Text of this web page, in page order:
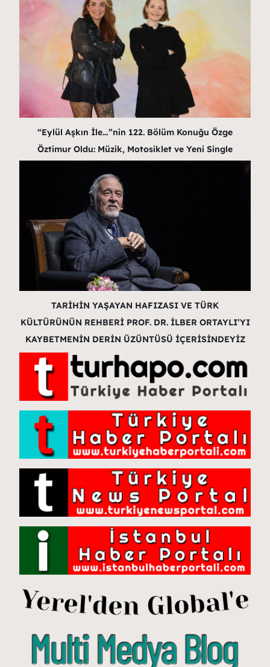
“Eylül Aşkın İle…”nin 122. Bölüm Konuğu Özge
Öztimur Oldu: Müzik, Motosiklet ve Yeni Single
TARİHİN YAŞAYAN HAFIZASI VE TÜRK
KÜLTÜRÜNÜN REHBERİ PROF. DR. İLBER ORTAYLI’YI
KAYBETMENİN DERİN ÜZÜNTÜSÜ İÇERİSİNDEYİZ